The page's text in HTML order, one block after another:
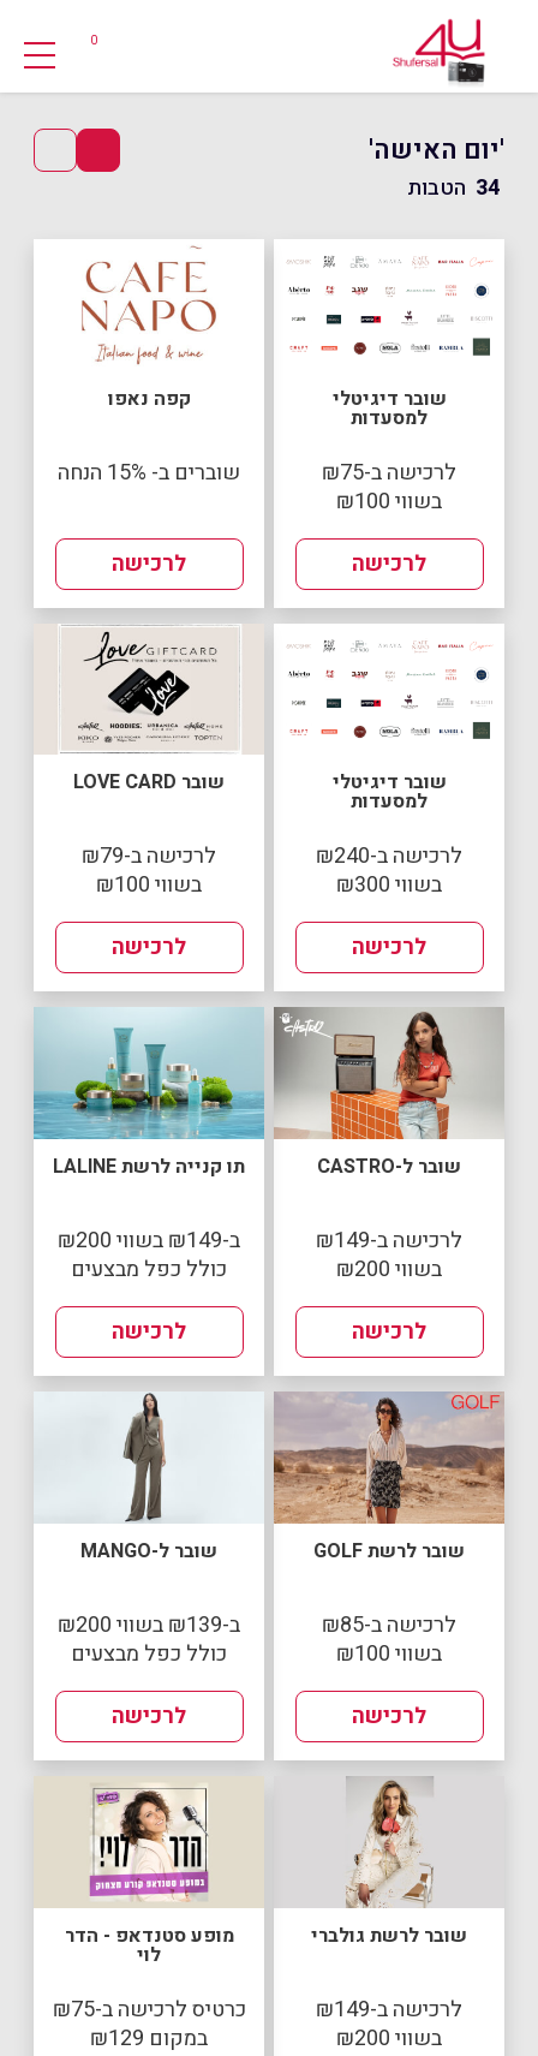
0
'יום האישה'
34 הטבות
שובר דיגיטלי
למסעדות
לרכישה ב-₪75
בשווי ₪100
לרכישה
קפה נאפו
שוברים ב- 15% הנחה
לרכישה
שובר דיגיטלי
למסעדות
לרכישה ב-₪240
בשווי ₪300
לרכישה
שובר LOVE CARD
לרכישה ב-₪79
בשווי ₪100
לרכישה
שובר ל-CASTRO
לרכישה ב-₪149
בשווי ₪200
לרכישה
תו קנייה לרשת LALINE
ב-₪149 בשווי ₪200
כולל כפל מבצעים
לרכישה
שובר לרשת GOLF
לרכישה ב-₪85
בשווי ₪100
לרכישה
שובר ל-MANGO
ב-₪139 בשווי ₪200
כולל כפל מבצעים
לרכישה
שובר לרשת גולברי
לרכישה ב-₪149
בשווי ₪200
מופע סטנדאפ - הדר
לוי
כרטיס לרכישה ב-₪75
במקום ₪129